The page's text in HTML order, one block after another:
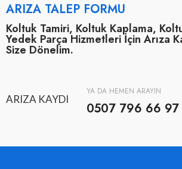
ARIZA TALEP FORMU
Koltuk Tamiri, Koltuk Kaplama,
Yedek Parça Hizmetleri İçin Arıza
Size Dönelim.
ARIZA KAYDI
YA DA HEMEN ARAYIN
0507 796 66 97